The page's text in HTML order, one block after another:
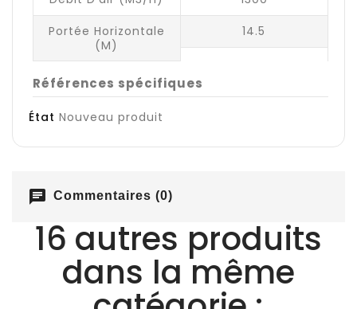
Portée Horizontale
(m)
14.5
Références spécifiques
État Nouveau produit
chat Commentaires (0)
16 autres produits
dans la même